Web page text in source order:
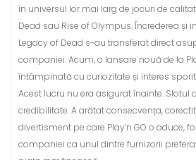
în universul lor mai larg de jocuri de
Dead sau Rise of Olympus. Încrederea și
Legacy of Dead s-au transferat direct
companiei. Acum, o lansare nouă de la
întâmpinată cu curiozitate și interes
Acest lucru nu era asigurat înainte. Slotul
credibilitate. A arătat consecvența,
divertisment pe care Play’n GO o aduce,
companiei ca unul dintre furnizorii